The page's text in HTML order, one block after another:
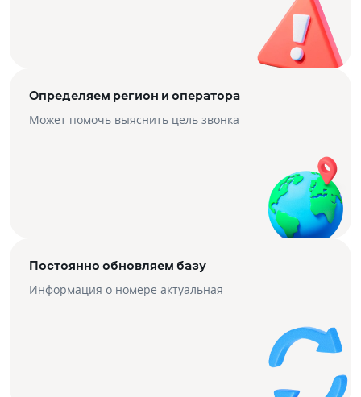
Определяем регион и оператора
Может помочь выяснить цель звонка
Постоянно обновляем базу
Информация о номере актуальная